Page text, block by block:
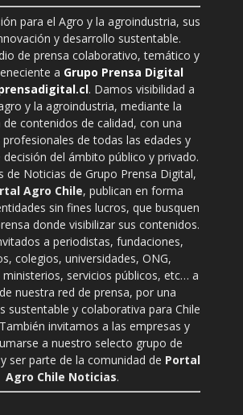
para el Agro y la agroindustria, sus
y desarrollo sustentable.
de prensa colaborativo, temático y
a Grupo Prensa Digital
. Damos visibilidad a
y la agroindustria, mediante la
de contenidos de calidad, con una
profesionales de todas las edades y
del ámbito público y privado.
de Noticias de Grupo Prensa Digital,
Agro Chile, publican en forma
sin fines lucros, que busquen
donde visibilizar sus contenidos.
a periodistas, fundaciones,
colegios, universidades, ONG,
servicios públicos, etc… a
nuestra red de prensa, por una
sustentable y colaborativa para Chile
invitamos a las empresas y
a nuestro selecto grupo de
ser parte de la comunidad de Portal
Agro Chile Noticias.